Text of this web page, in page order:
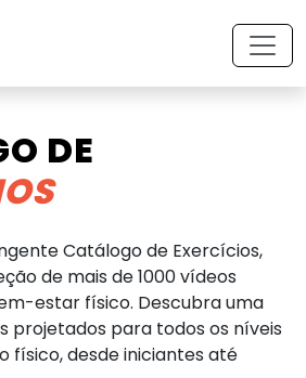
DE
Catálogo de Exercícios,
de mais de 1000 vídeos
estar físico. Descubra uma
projetados para todos os níveis
físico, desde iniciantes até